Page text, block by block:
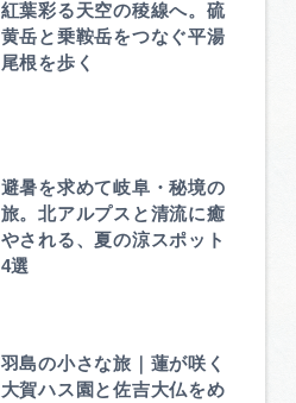
紅葉彩る天空の稜線へ。硫
黄岳と乗鞍岳をつなぐ平湯
尾根を歩く
避暑を求めて岐阜・秘境の
旅。北アルプスと清流に癒
やされる、夏の涼スポット
4選
羽島の小さな旅｜蓮が咲く
大賀ハス園と佐吉大仏をめ